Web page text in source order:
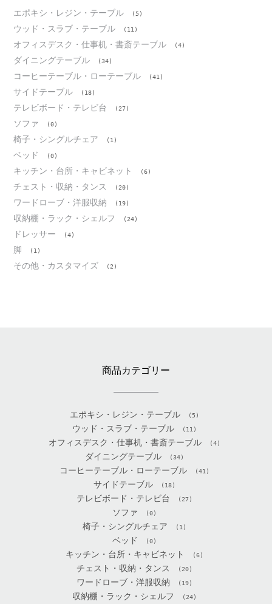
エポキシ・レジン・テーブル (5)
ウッド・スラブ・テーブル (11)
オフィスデスク・仕事机・書斎テーブル (4)
ダイニングテーブル (34)
コーヒーテーブル・ローテーブル (41)
サイドテーブル (18)
テレビボード・テレビ台 (27)
ソファ (0)
椅子・シングルチェア (1)
ベッド (0)
キッチン・台所・キャビネット (6)
チェスト・収納・タンス (20)
ワードローブ・洋服収納 (19)
収納棚・ラック・シェルフ (24)
ドレッサー (4)
脚 (1)
その他・カスタマイズ (2)
商品カテゴリー
エポキシ・レジン・テーブル (5)
ウッド・スラブ・テーブル (11)
オフィスデスク・仕事机・書斎テーブル (4)
ダイニングテーブル (34)
コーヒーテーブル・ローテーブル (41)
サイドテーブル (18)
テレビボード・テレビ台 (27)
ソファ (0)
椅子・シングルチェア (1)
ベッド (0)
キッチン・台所・キャビネット (6)
チェスト・収納・タンス (20)
ワードローブ・洋服収納 (19)
収納棚・ラック・シェルフ (24)